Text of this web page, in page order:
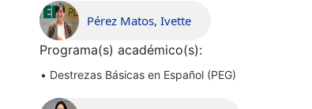
Pérez Matos, Ivette
Programa(s) académico(s):
• Destrezas Básicas en Español (PEG)